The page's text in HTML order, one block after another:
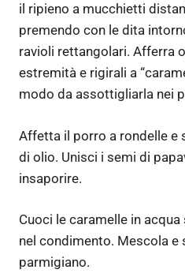
il ripieno a mucchietti
premendo con le dita
ravioli rettangolari. Afferra
estremità e rigirali a
modo da assottigliarla nei
Affetta il porro a rondelle e
di olio. Unisci i semi di
insaporire.
Cuoci le caramelle in
nel condimento. Mescola e
parmigiano.